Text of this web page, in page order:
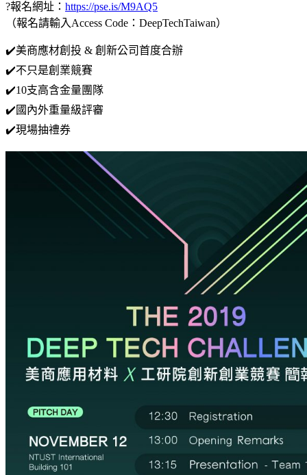
?報名網址： https://pse.is/M9AQ5
（報名請輸入Access Code：DeepTechTaiwan）
✔️美商應材創投 & 創新公司首度合辦
✔️不只是創業競賽
✔️10支高含金量團隊
✔️國內外重量級評審
✔️現場抽禮券